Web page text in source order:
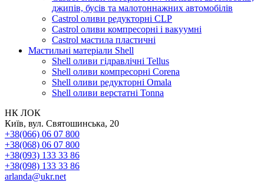
джипів, бусів та малотоннажних автомобілів
Castrol оливи редукторні CLP
Castrol оливи компресорні і вакуумні
Castrol мастила пластичні
Мастильні матеріали Shell
Shell оливи гідравлічні Tellus
Shell оливи компресорні Corena
Shell оливи редукторні Omala
Shell оливи верстатні Tonna
НК ЛОК
Київ, вул. Святошинська, 20
+38(066) 06 07 800
+38(068) 06 07 800
+38(093) 133 33 86
+38(098) 133 33 86
arlanda@ukr.net